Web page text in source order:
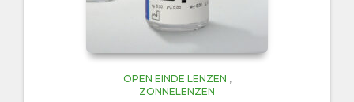
OPEN EINDE LENZEN ,
ZONNELENZEN